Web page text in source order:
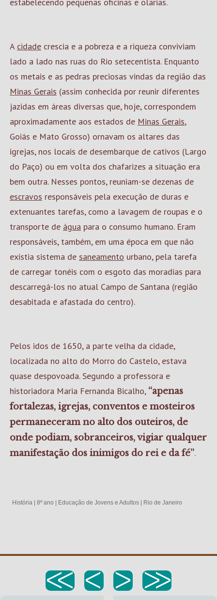
A cidade crescia e a pobreza e a riqueza conviviam
lado a lado nas ruas do Rio setecentista. Enquanto
os metais e as pedras preciosas vindas da região das
Minas Gerais (assim conhecida por reunir diferentes
jazidas em áreas diversas que, hoje, correspondem
aproximadamente aos estados de Minas Gerais,
Goiás e Mato Grosso) ornavam os altares das
igrejas, nos locais de desembarque de cativos (Largo
do Paço) ou em volta dos chafarizes a situação era
bem outra. Nesses pontos, reuniam-se dezenas de
escravos responsáveis pela execução de duras e
extenuantes tarefas, como a lavagem de roupas e o
transporte de água para o consumo humano. Eram
responsáveis, também, em uma época em que não
existia sistema de saneamento urbano, pela tarefa
de carregar tonéis com o esgoto das moradias para
descarregá-los no atual Campo de Santana (região
desabitada e afastada do centro).
Pelos idos de 1650, a parte velha da cidade,
localizada no alto do Morro do Castelo, estava
quase despovoada. Segundo a professora e
historiadora Maria Fernanda Bicalho, “apenas
fortalezas, igrejas, conventos e mosteiros
permaneceram no alto dos outeiros, de
onde podiam, sobranceiros, vigiar qualquer
manifestação dos inimigos do rei e da fé”.
História 8º ano Educação de Jovens e Adultos Rio de Janeiro
<< < > >>